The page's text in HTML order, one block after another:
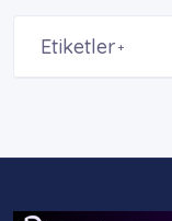
Etiketler+